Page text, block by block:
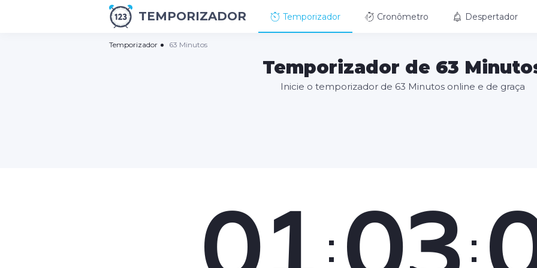
TEMPORIZADOR Temporizador Cronômetro Despertador
Temporizador 63 Minutos
Temporizador de 63
Inicie o temporizador de 63 Minutos online e de graça
: :